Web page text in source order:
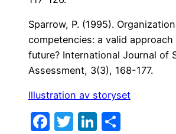
Sparrow, P. (1995).
competencies: a valid
future? International Journal of
Assessment, 3(3), 168-177.
Illustration av storyset
F
T
Li